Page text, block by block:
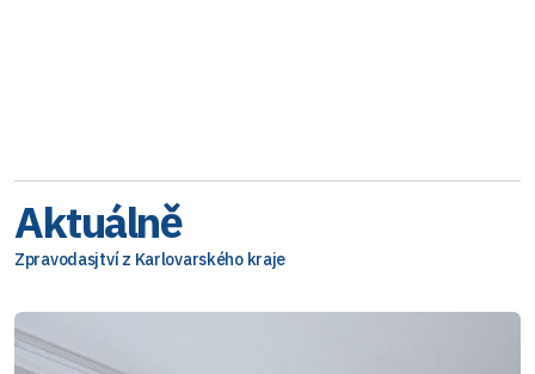
Aktuálně
Zpravodasjtví z Karlovarského kraje